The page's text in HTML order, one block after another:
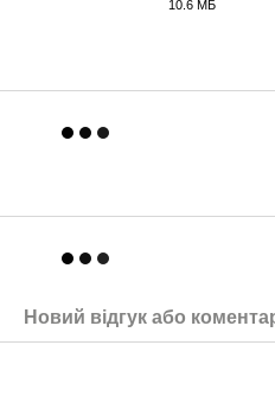
10.6 МБ
Новий відгук або